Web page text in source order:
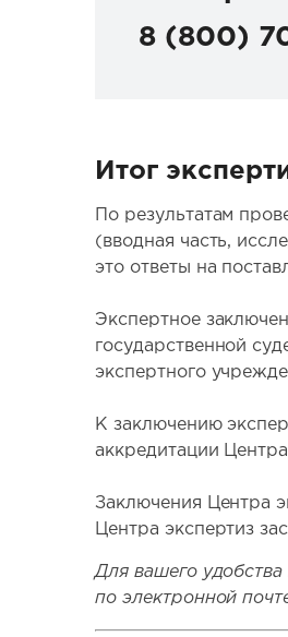
8 (800)
Итог
По результатам
(вводная часть,
это ответы на
Экспертное
государственной
экспертного
К заключению
аккредитации
Заключения Центра
Центра экспертиз
Для вашего
по электронной